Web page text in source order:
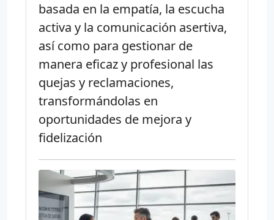
basada en la empatía, la escucha
activa y la comunicación asertiva,
así como para gestionar de
manera eficaz y profesional las
quejas y reclamaciones,
transformándolas en
oportunidades de mejora y
fidelización